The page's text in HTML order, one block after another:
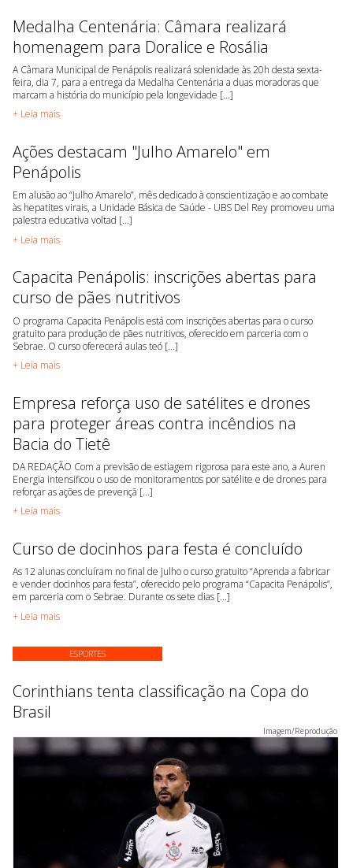
Medalha Centenária: Câmara realizará
homenagem para Doralice e Rosália
A Câmara Municipal de Penápolis realizará solenidade às 20h desta sexta-
feira, dia 7, para a entrega da Medalha Centenária a duas moradoras que
marcam a história do município pela longevidade [...]
+ Leia mais
Ações destacam "Julho Amarelo" em
Penápolis
Em alusão ao “Julho Amarelo”, mês dedicado à conscientização e ao combate
às hepatites virais, a Unidade Básica de Saúde - UBS Del Rey promoveu uma
palestra educativa voltad [...]
+ Leia mais
Capacita Penápolis: inscrições abertas para
curso de pães nutritivos
O programa Capacita Penápolis está com inscrições abertas para o curso
gratuito para produção de pães nutritivos, oferecido em parceria com o
Sebrae. O curso oferecerá aulas teó [...]
+ Leia mais
Empresa reforça uso de satélites e drones
para proteger áreas contra incêndios na
Bacia do Tietê
DA REDAÇÃO Com a previsão de estiagem rigorosa para este ano, a Auren
Energia intensificou o uso de monitoramentos por satélite e de drones para
reforçar as ações de prevençã [...]
+ Leia mais
Curso de docinhos para festa é concluído
As 12 alunas concluíram no final de julho o curso gratuito “Aprenda a fabricar
e vender docinhos para festa”, oferecido pelo programa “Capacita Penápolis”,
em parceria com o Sebrae. Durante os sete dias [...]
+ Leia mais
ESPORTES
Corinthians tenta classificação na Copa do
Brasil
Imagem/Reprodução